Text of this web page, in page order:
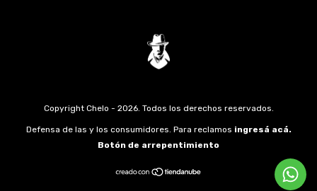
Copyright Chelo - 2026. Todos los derechos reservados.
Defensa de las y los consumidores. Para reclamos ingresá acá.
Botón de arrepentimiento